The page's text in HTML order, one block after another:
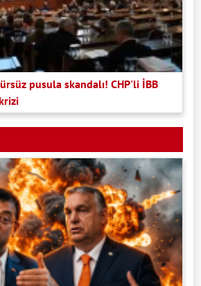
pusula skandalı! CHP'li İBB